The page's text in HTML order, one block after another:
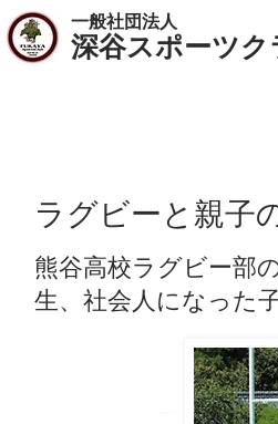
一般社団法人
深谷スポーツク
ラグビーと親子
熊谷高校ラグビー部
生、社会人になった